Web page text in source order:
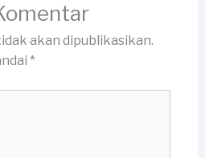
akan dipublikasikan.
*